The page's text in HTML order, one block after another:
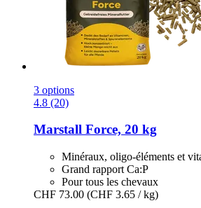
3 options
4.8 (20)
Marstall Force, 20 kg
Minéraux, oligo-éléments et
Grand rapport Ca:P
Pour tous les chevaux
CHF 73.00 (CHF 3.65 / kg)